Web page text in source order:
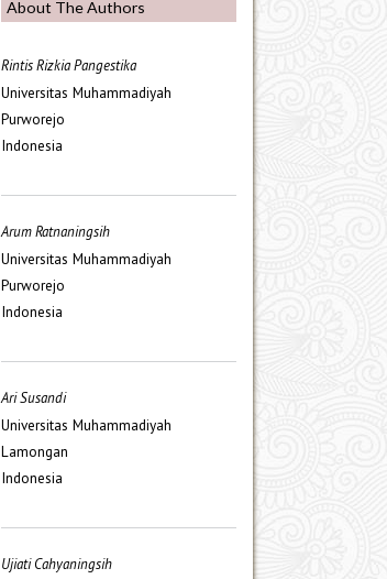
About The Authors
Rintis Rizkia Pangestika
Universitas Muhammadiyah
Purworejo
Indonesia
Arum Ratnaningsih
Universitas Muhammadiyah
Purworejo
Indonesia
Ari Susandi
Universitas Muhammadiyah
Lamongan
Indonesia
Ujiati Cahyaningsih